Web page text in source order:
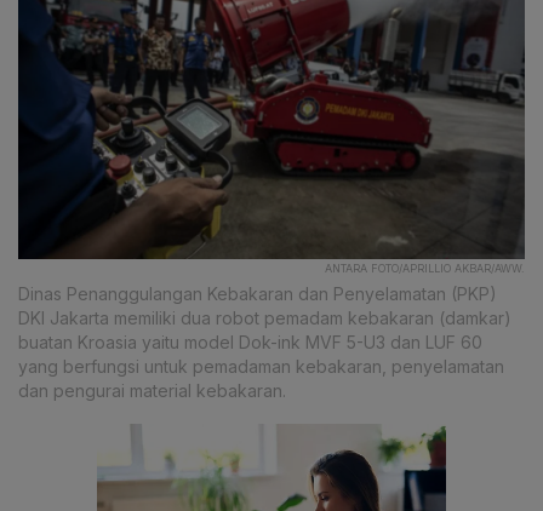
ANTARA FOTO/APRILLIO AKBAR/AWW.
Dinas Penanggulangan Kebakaran dan Penyelamatan (PKP)
DKI Jakarta memiliki dua robot pemadam kebakaran (damkar)
buatan Kroasia yaitu model Dok-ink MVF 5-U3 dan LUF 60
yang berfungsi untuk pemadaman kebakaran, penyelamatan
dan pengurai material kebakaran.